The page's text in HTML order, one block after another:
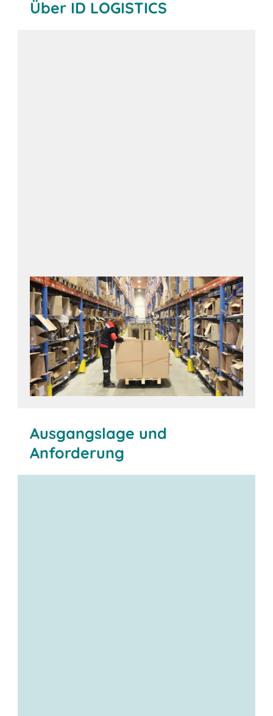
Über ID LOGISTICS
Ausgangslage und
Anforderung